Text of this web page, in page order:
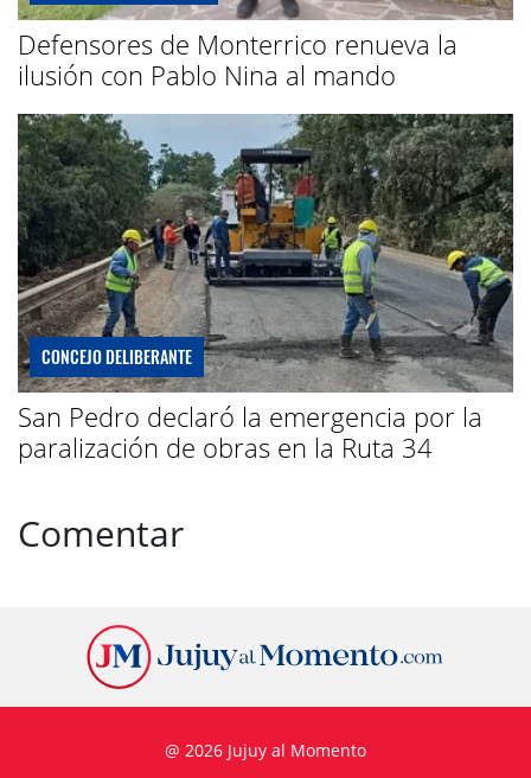
Defensores de Monterrico renueva la
ilusión con Pablo Nina al mando
CONCEJO DELIBERANTE
San Pedro declaró la emergencia por la
paralización de obras en la Ruta 34
Comentar
@ 2026 Jujuy al Momento